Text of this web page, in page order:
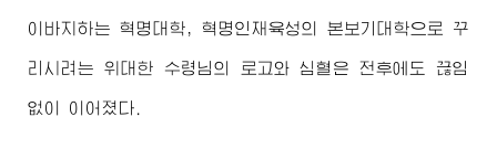
이바지하는 혁명대학, 혁명인재육성의 본보기대학으로 꾸
리시려는 위대한 수령님 의 로고와 심혈은 전후에도 끊임
없이 이어졌다.